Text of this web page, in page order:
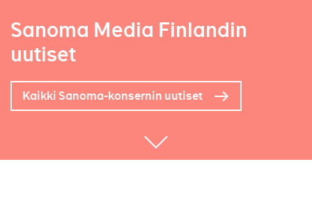
Sanoma Media Finlandin
uutiset
Kaikki Sanoma-konsernin uutiset